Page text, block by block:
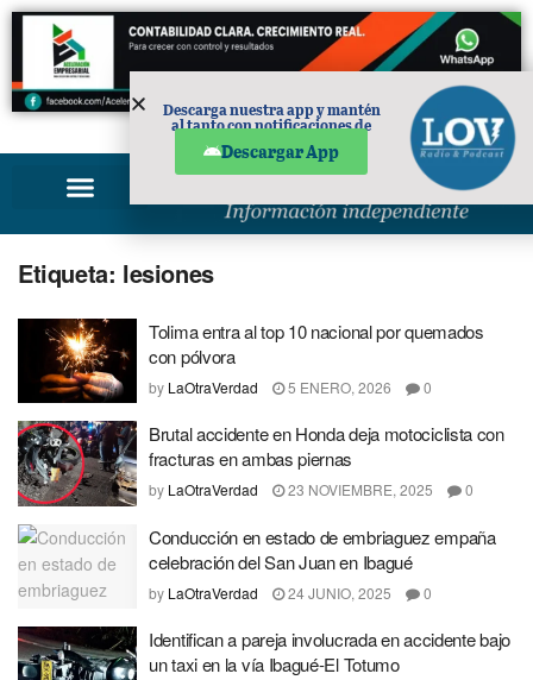
PUBLICIDAD
Etiqueta: lesiones
Tolima entra al top 10 nacional por quemados
con pólvora
by LaOtraVerdad 5 ENERO, 2026 0
Brutal accidente en Honda deja motociclista con
fracturas en ambas piernas
by LaOtraVerdad 23 NOVIEMBRE, 2025 0
Conducción en estado de embriaguez empaña
celebración del San Juan en Ibagué
by LaOtraVerdad 24 JUNIO, 2025 0
Identifican a pareja involucrada en accidente bajo
un taxi en la vía Ibagué-El Totumo
Descarga nuestra app y mantén
al tanto con notificaciones de
Descargar App